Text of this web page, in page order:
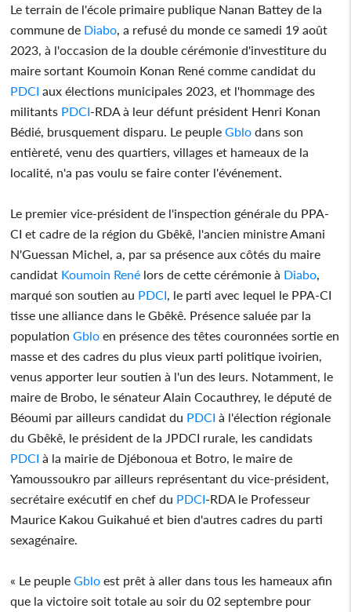
Le terrain de l'école primaire publique Nanan Battey de la
commune de Diabo , a refusé du monde ce samedi 19 août
2023, à l'occasion de la double cérémonie d'investiture du
maire sortant Koumoin Konan René comme candidat du
PDCI aux élections municipales 2023, et l'hommage des
militants PDCI-RDA à leur défunt président Henri Konan
Bédié, brusquement disparu. Le peuple Gblo dans son
entièreté, venu des quartiers, villages et hameaux de la
localité, n'a pas voulu se faire conter l'événement.
Le premier vice-président de l'inspection générale du PPA-
CI et cadre de la région du Gbêkê, l'ancien ministre Amani
N'Guessan Michel, a, par sa présence aux côtés du maire
candidat Koumoin René lors de cette cérémonie à Diabo
marqué son soutien au PDCI , le parti avec lequel le PPA-CI
tisse une alliance dans le Gbêkê. Présence saluée par la
population Gblo en présence des têtes couronnées sortie en
masse et des cadres du plus vieux parti politique ivoirien,
venus apporter leur soutien à l'un des leurs. Notamment, le
maire de Brobo, le sénateur Alain Cocauthrey, le député de
Béoumi par ailleurs candidat du PDCI à l'élection régionale
du Gbêkê, le président de la JPDCI rurale, les candidats
PDCI à la mairie de Djébonoua et Botro, le maire de
Yamoussoukro par ailleurs représentant du vice-président,
secrétaire exécutif en chef du PDCI-RDA le Professeur
Maurice Kakou Guikahué et bien d'autres cadres du parti
sexagénaire.
« Le peuple Gblo est prêt à aller dans tous les hameaux afin
que la victoire soit totale au soir du 02 septembre pour